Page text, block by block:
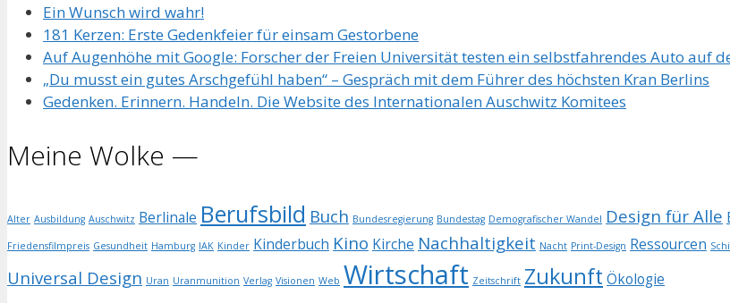
Ein Wunsch wird wahr!
181 Kerzen: Erste Gedenkfeier für einsam Gestorbene
Auf Augenhöhe mit Google: Forscher der Freien Universität testen ein selbstfahrendes Auto auf
„Du musst ein gutes Arschgefühl haben“ – Gespräch mit dem Führer des höchsten Kran Berlins
Gedenken. Erinnern. Handeln. Die Website des Internationalen Auschwitz Komitees
Meine Wolke —
Alter Ausbildung Auschwitz Berlinale Berufsbild Buch Bundesregierung Bundestag Demografischer Wandel Design für Alle
Friedensfilmpreis Gesundheit Hamburg IAK Kinder Kinderbuch Kino Kirche Nachhaltigkeit Nacht Print-Design Ressourcen
Universal Design Uran Uranmunition Verlag Visionen Web Wirtschaft Zeitschrift Zukunft Ökologie